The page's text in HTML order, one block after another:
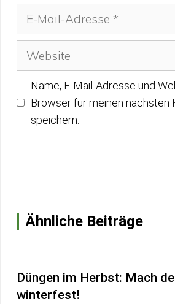
Adresse
Name, E-Mail-Adresse und
Browser für meinen nächsten
speichern.
Ähnliche Beiträge
Düngen im Herbst: Mach
winterfest!